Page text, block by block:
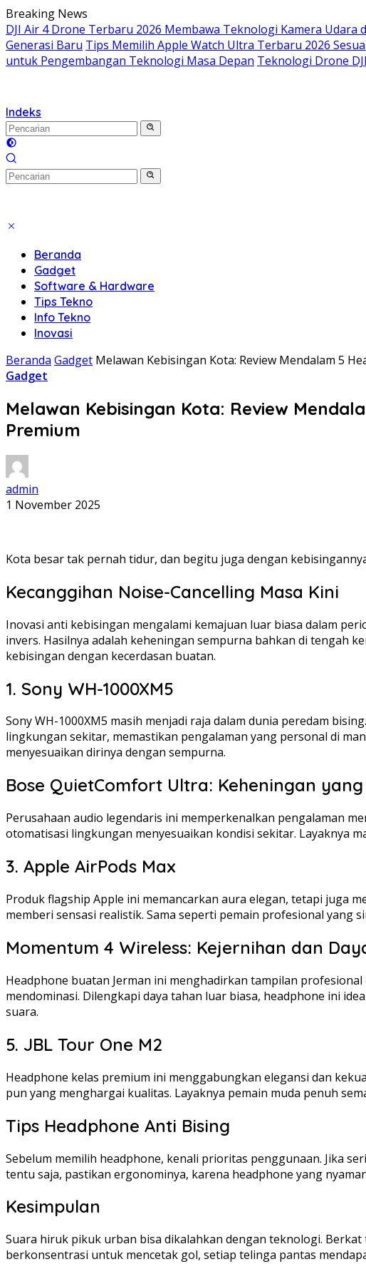
Langsung
ke
konten
Breaking News
DJI Air 4 Drone Terbaru 2026 Membawa Teknologi Kamera Udara
Generasi Baru Tips Memilih Apple Watch Ultra Terbaru 2026
untuk Pengembangan Teknologi Masa Depan Teknologi Drone
Indeks
Beranda
Gadget
Software & Hardware
Tips Tekno
Info Tekno
Inovasi
Beranda Gadget Melawan Kebisingan Kota: Review Mendalam 5
Gadget
Melawan Kebisingan Kota: Review
Premium
admin
1 November 2025
Kota besar tak pernah tidur, dan begitu juga dengan
Kecanggihan Noise-Cancelling Masa Kini
Inovasi anti kebisingan mengalami kemajuan luar biasa dalam
invers. Hasilnya adalah keheningan sempurna bahkan di tengah
kebisingan dengan kecerdasan buatan.
1. Sony WH-1000XM5
Sony WH-1000XM5 masih menjadi raja dalam dunia peredam
lingkungan sekitar, memastikan pengalaman yang personal di
menyesuaikan dirinya dengan sempurna.
Bose QuietComfort Ultra: Keheningan
Perusahaan audio legendaris ini memperkenalkan pengalaman
otomatisasi lingkungan menyesuaikan kondisi sekitar. Layaknya
3. Apple AirPods Max
Produk flagship Apple ini memancarkan aura elegan, tetapi juga
memberi sensasi realistik. Sama seperti pemain profesional yang
Momentum 4 Wireless: Kejernihan dan
Headphone buatan Jerman ini menghadirkan tampilan
mendominasi. Dilengkapi daya tahan luar biasa, headphone ini
suara.
5. JBL Tour One M2
Headphone kelas premium ini menggabungkan elegansi dan
pun yang menghargai kualitas. Layaknya pemain muda penuh
Tips Headphone Anti Bising
Sebelum memilih headphone, kenali prioritas penggunaan. Jika
tentu saja, pastikan ergonominya, karena headphone yang
Kesimpulan
Suara hiruk pikuk urban bisa dikalahkan dengan teknologi.
berkonsentrasi untuk mencetak gol, setiap telinga pantas